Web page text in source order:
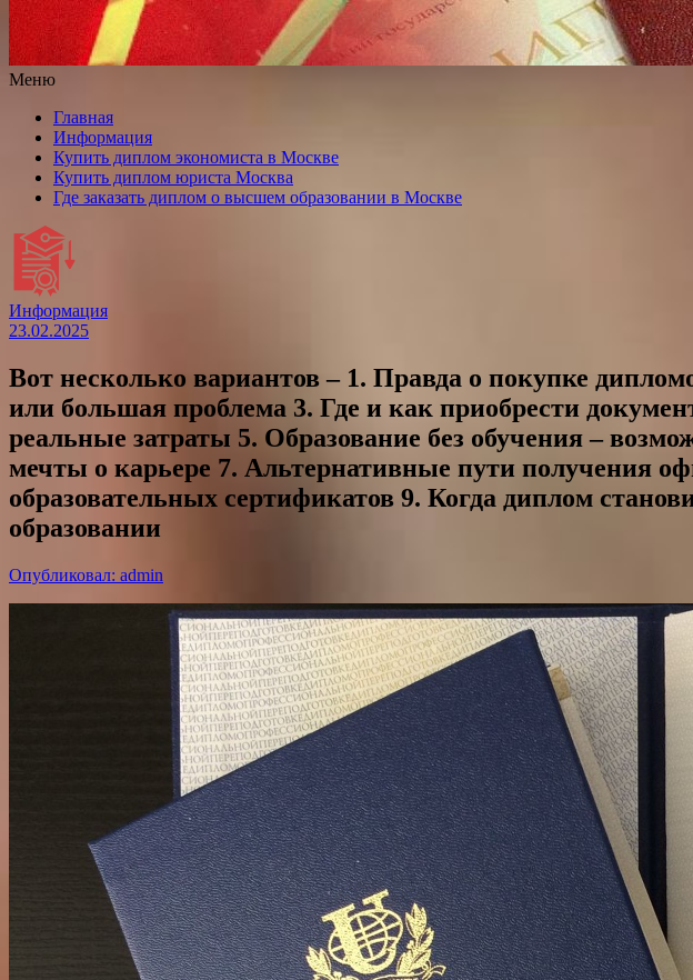
Меню
Главная
Информация
Купить диплом экономиста в Москве
Купить диплом юриста Москва
Где заказать диплом о высшем образовании в Москве
Информация
23.02.2025
Вот несколько вариантов – 1. Правда о покупке
или большая проблема 3. Где и как приобрести
реальные затраты 5. Образование без обучения –
мечты о карьере 7. Альтернативные пути получения
образовательных сертификатов 9. Когда диплом
образовании
Опубликовал: admin